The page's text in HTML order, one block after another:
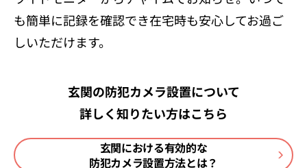
も簡単に記録を確認でき在宅時も安心してお過ご
しいただけます。
玄関の防犯カメラ設置について
詳しく知りたい方はこちら
玄関における有効的な
防犯カメラ設置方法とは？